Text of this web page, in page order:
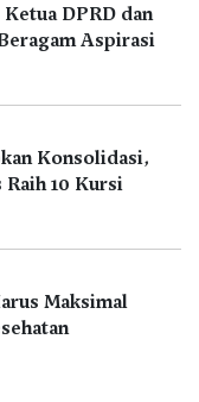
DPRD dan
Aspirasi
Konsolidasi,
10 Kursi
Maksimal